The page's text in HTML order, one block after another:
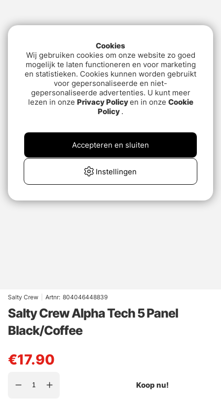
Salty Crew Artnr: 804046448839
Salty Crew Alpha Tech 5 Panel
Black/Coffee
€17.90
Koop nu!
Cookies
Wij gebruiken cookies om onze website zo goed
mogelijk te laten functioneren en voor marketing
en statistieken. Cookies kunnen worden gebruikt
voor gepersonaliseerde en niet-
gepersonaliseerde advertenties. U kunt meer
lezen in onze Privacy Policyen in onze Cookie
Policy .
Instellingen
Accepteren en sluiten